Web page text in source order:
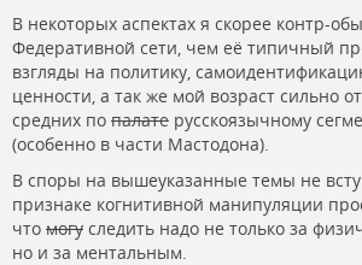
В некоторых аспектах я скорее контр-
Федеративной сети, чем её типичный
взгляды на политику,
ценности, а так же мой возраст сильно
средних по палате русскоязычному
(особенно в части Мастодона).
В споры на вышеуказанные темы не
признаке когнитивной манипуляции
что могу следить надо не только за
но и за ментальным.